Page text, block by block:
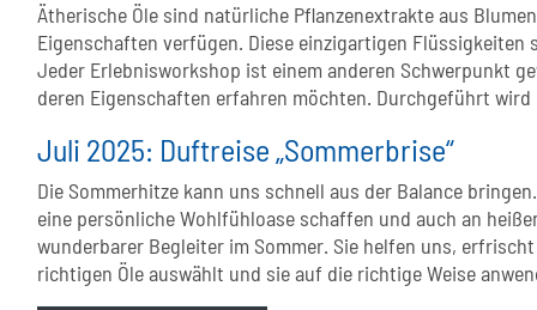
Ätherische Öle sind natürliche Pflanzenextrakte aus
Eigenschaften verfügen. Diese einzigartigen
Jeder Erlebnisworkshop ist einem anderen Schwerpunkt
deren Eigenschaften erfahren möchten. Durchgeführt
Juli 2025: Duftreise „Sommerbrise“
Die Sommerhitze kann uns schnell aus der Balance
eine persönliche Wohlfühloase schaffen und auch an
wunderbarer Begleiter im Sommer. Sie helfen uns,
richtigen Öle auswählt und sie auf die richtige Weise